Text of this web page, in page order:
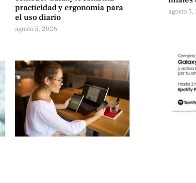
practicidad y ergonomía para
el uso diario
agosto 5, 2026
agosto